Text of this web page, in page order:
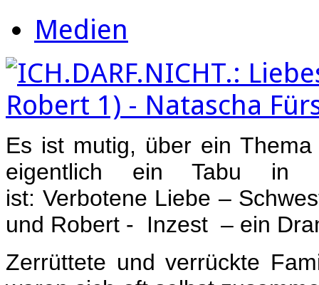
Medien
Es ist mutig, über ein
eigentlich ein Tabu in
ist: Verbotene Liebe –
und Robert - Inzest – ein
Zerrüttete und verrückte